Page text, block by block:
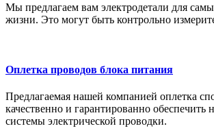
Мы предлагаем вам электродетали для
жизни. Это могут быть контрольно
Оплетка проводов блока питания
Предлагаемая нашей компанией оплетка
качественно и гарантированно
системы электрической проводки.